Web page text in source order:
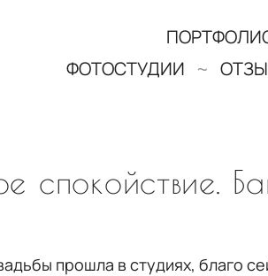
ФОТОСТУДИИ
спокойствие.
прошла в студиях,